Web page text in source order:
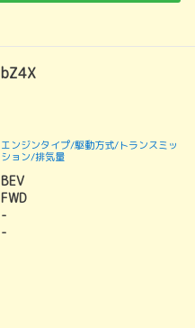
bZ4X
エンジンタイプ/駆動方式/トランスミッ
ション/排気量
BEV
FWD
-
-